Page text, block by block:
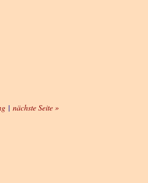
| nächste Seite »